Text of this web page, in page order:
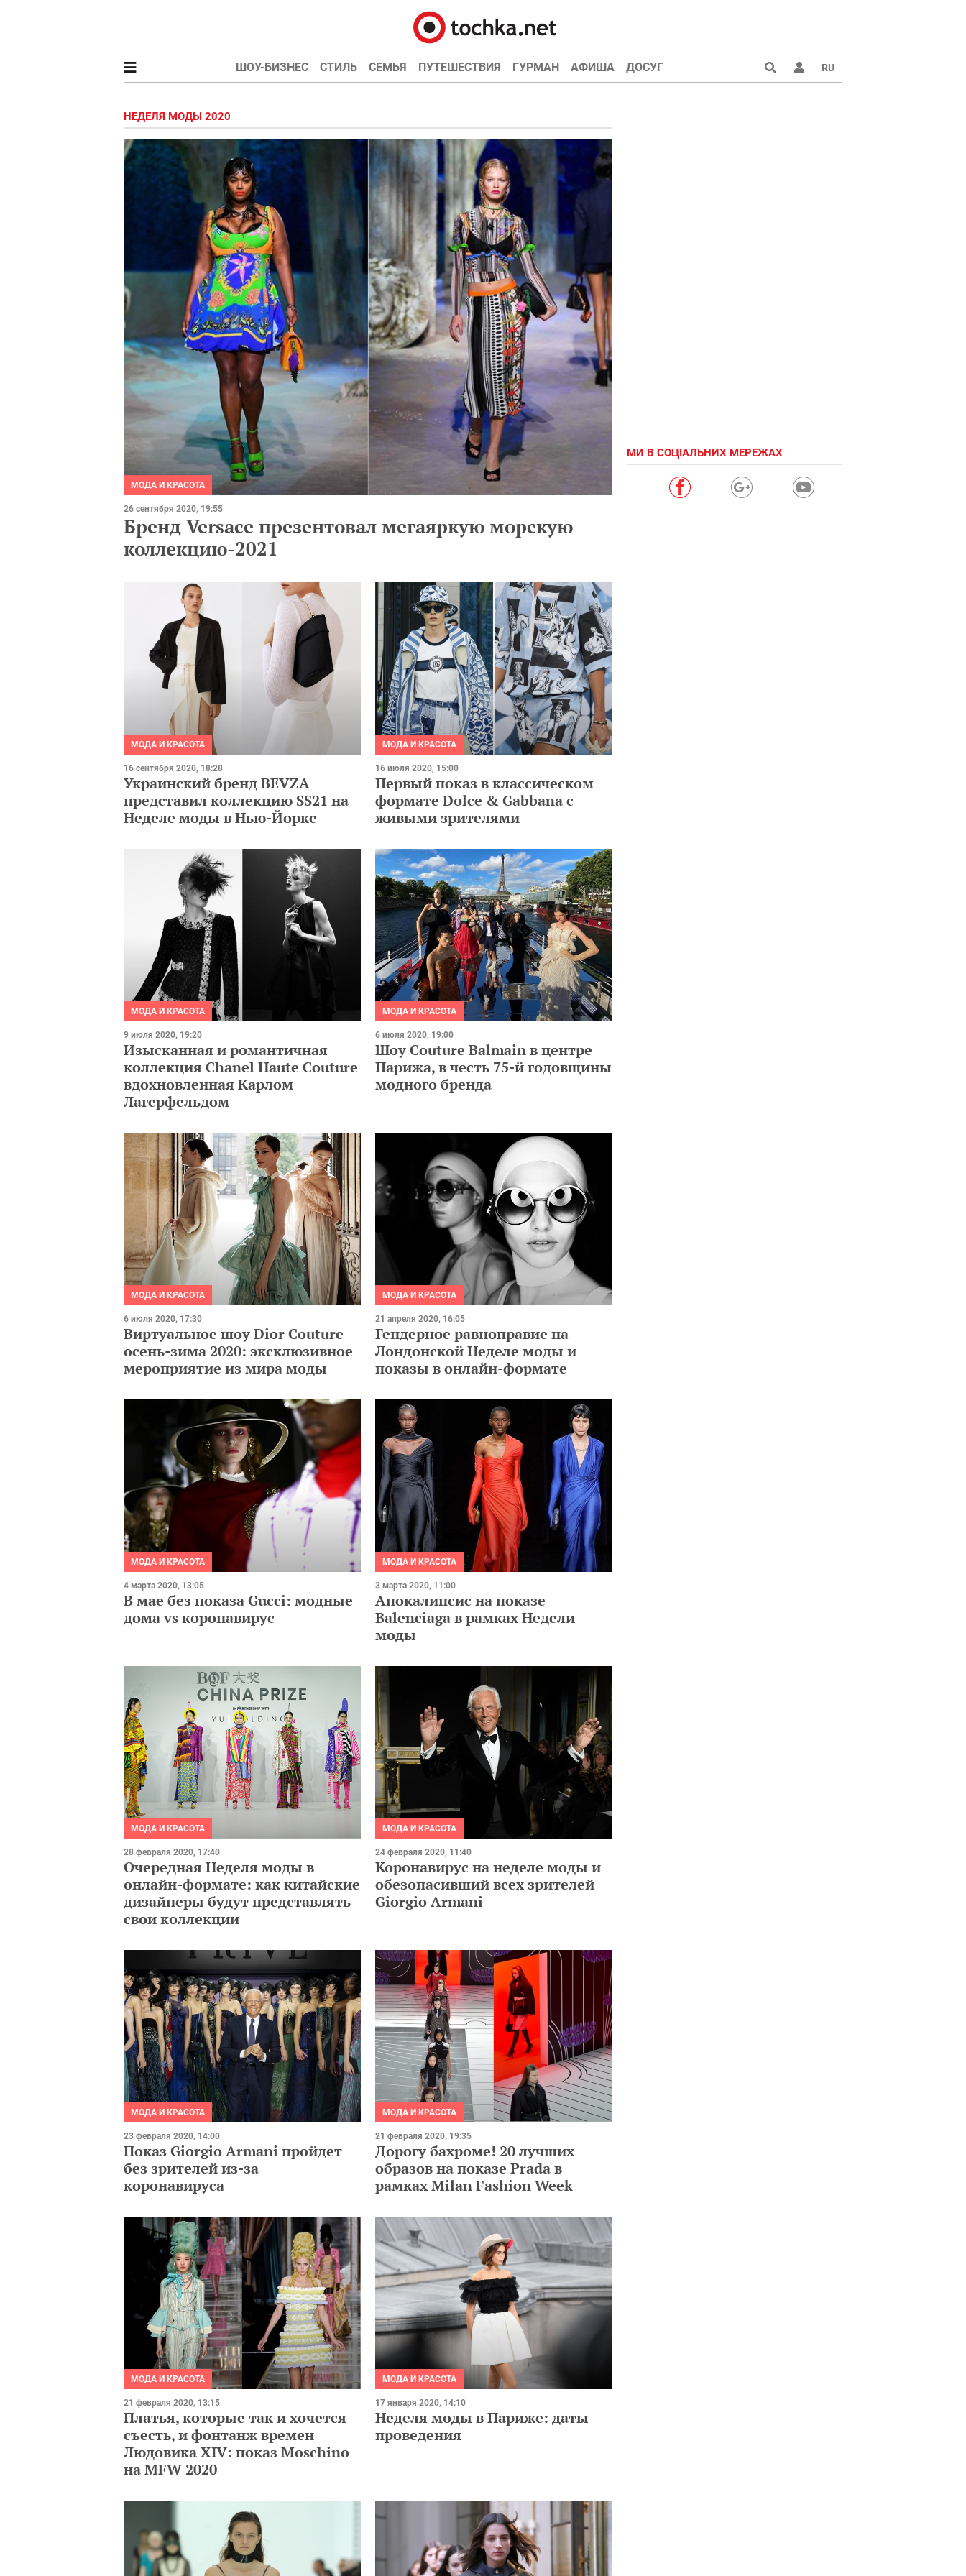
ШОУ-БИЗНЕС СТИЛЬ СЕМЬЯ ПУТЕШЕСТВИЯ ГУРМАН АФИША ДОСУГ RU
НЕДЕЛЯ МОДЫ 2020
МОДА И КРАСОТА
26 сентября 2020, 19:55
Бренд Versace презентовал мегаяркую морскую
коллекцию-2021
МОДА И КРАСОТА
16 сентября 2020, 18:28
Украинский бренд BEVZA
представил коллекцию SS21 на
Неделе моды в Нью-Йорке
МОДА И КРАСОТА
16 июля 2020, 15:00
Первый показ в классическом
формате Dolce & Gabbana с
живыми зрителями
МОДА И КРАСОТА
9 июля 2020, 19:20
Изысканная и романтичная
коллекция Chanel Haute Couture
вдохновленная Карлом
Лагерфельдом
МОДА И КРАСОТА
6 июля 2020, 19:00
Шоу Couture Balmain в центре
Парижа, в честь 75-й годовщины
модного бренда
МОДА И КРАСОТА
6 июля 2020, 17:30
Виртуальное шоу Dior Couture
осень-зима 2020: эксклюзивное
мероприятие из мира моды
МОДА И КРАСОТА
21 апреля 2020, 16:05
Гендерное равноправие на
Лондонской Неделе моды и
показы в онлайн-формате
МОДА И КРАСОТА
4 марта 2020, 13:05
В мае без показа Gucci: модные
дома vs коронавирус
МОДА И КРАСОТА
3 марта 2020, 11:00
Апокалипсис на показе
Balenciaga в рамках Недели
моды
МОДА И КРАСОТА
28 февраля 2020, 17:40
Очередная Неделя моды в
онлайн-формате: как китайские
дизайнеры будут представлять
свои коллекции
МОДА И КРАСОТА
24 февраля 2020, 11:40
Коронавирус на неделе моды и
обезопасивший всех зрителей
Giorgio Armani
МОДА И КРАСОТА
23 февраля 2020, 14:00
Показ Giorgio Armani пройдет
без зрителей из-за
коронавируса
МОДА И КРАСОТА
21 февраля 2020, 19:35
Дорогу бахроме! 20 лучших
образов на показе Prada в
рамках Milan Fashion Week
МОДА И КРАСОТА
21 февраля 2020, 13:15
Платья, которые так и хочется
съесть, и фонтанж времен
Людовика XIV: показ Moschino
на MFW 2020
МОДА И КРАСОТА
17 января 2020, 14:10
Неделя моды в Париже: даты
проведения
МИ В СОЦІАЛЬНИХ МЕРЕЖАХ